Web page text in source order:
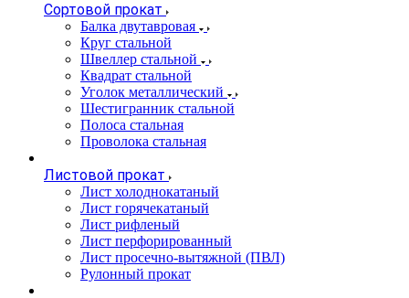
Сортовой прокат
Балка двутавровая
Круг стальной
Швеллер стальной
Квадрат стальной
Уголок металлический
Шестигранник стальной
Полоса стальная
Проволока стальная
Листовой прокат
Лист холоднокатаный
Лист горячекатаный
Лист рифленый
Лист перфорированный
Лист просечно-вытяжной (ПВЛ)
Рулонный прокат